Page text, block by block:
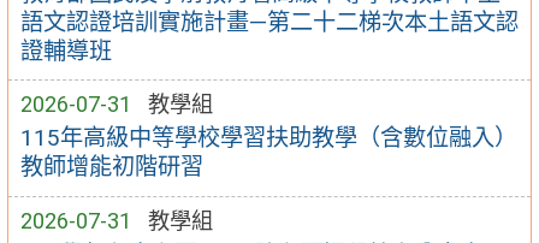
語文認證培訓實施計畫—第二十二梯次本土語文認
證輔導班
2026-07-31 教學組
115年高級中等學校學習扶助教學（含數位融入）
教師增能初階研習
2026-07-31 教學組